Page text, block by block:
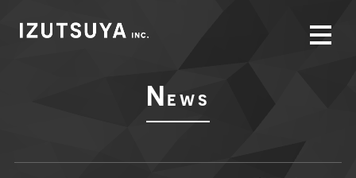
News